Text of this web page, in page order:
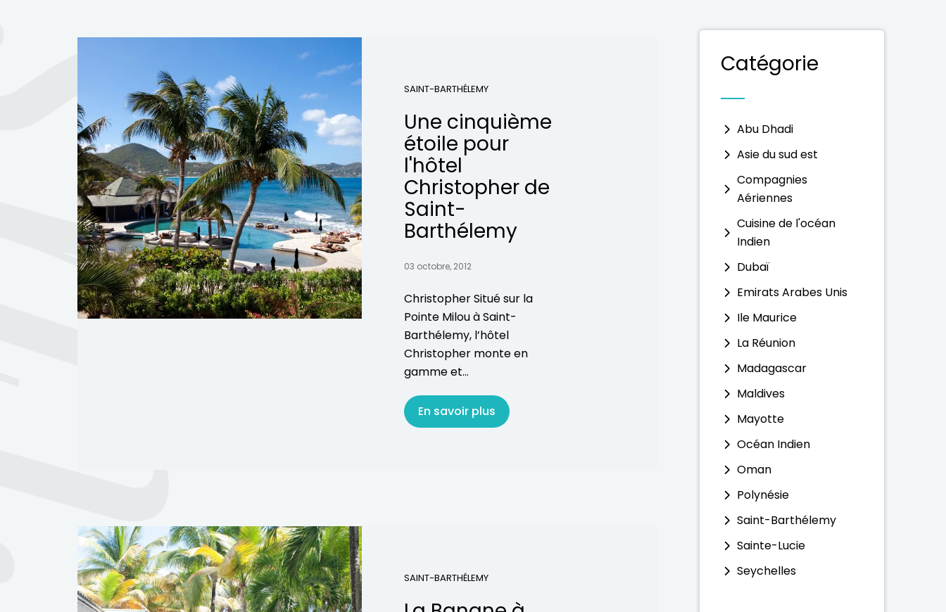
SAINT-BARTHÉLEMY
Une cinquième
étoile pour
l'hôtel
Christopher de
Saint-
Barthélemy
03 octobre, 2012
Christopher Situé sur la
Pointe Milou à Saint-
Barthélemy, l’hôtel
Christopher monte en
gamme et...
En savoir plus
SAINT-BARTHÉLEMY
Catégorie
Abu Dhadi
Asie du sud est
Compagnies
Aériennes
Cuisine de l'océan
Indien
Dubaï
Emirats Arabes Unis
Ile Maurice
La Réunion
Madagascar
Maldives
Mayotte
Océan Indien
Oman
Polynésie
Saint-Barthélemy
Sainte-Lucie
Seychelles